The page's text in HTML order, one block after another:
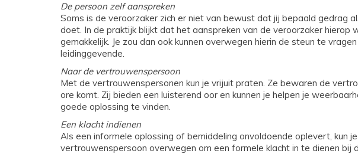
De persoon zelf aanspreken
Soms is de veroorzaker zich er niet van bewust dat jij bepaald gedrag
doet. In de praktijk blijkt dat het aanspreken van de veroorzaker hierop
gemakkelijk. Je zou dan ook kunnen overwegen hierin de steun te
leidinggevende.
Naar de vertrouwenspersoon
Met de vertrouwenspersonen kun je vrijuit praten. Ze bewaren de
ore komt. Zij bieden een luisterend oor en kunnen je helpen je
goede oplossing te vinden.
Een klacht indienen
Als een informele oplossing of bemiddeling onvoldoende oplevert, kun
vertrouwenspersoon overwegen om een formele klacht in te dienen bij